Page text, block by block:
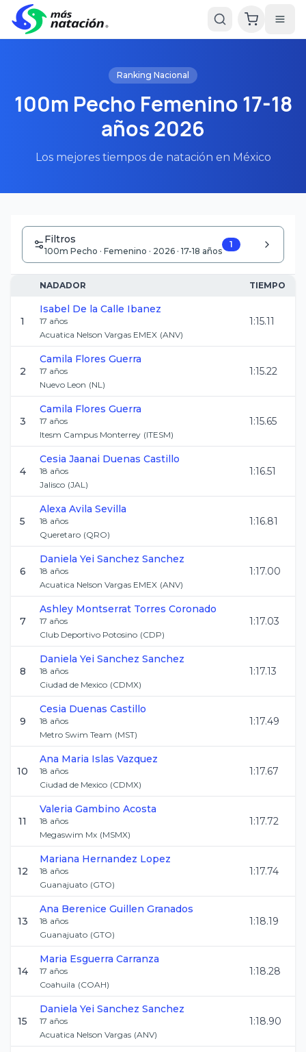
Ranking Nacional
100m Pecho Femenino 17-18
años 2026
Los mejores tiempos de natación en México
Filtros
100m Pecho · Femenino · 2026 · 17-18 años
1
NADADOR TIEMPO
1
Isabel De la Calle Ibanez
17 años
Acuatica Nelson Vargas EMEX (ANV)
1:15.11
2
Camila Flores Guerra
17 años
Nuevo Leon (NL)
1:15.22
3
Camila Flores Guerra
17 años
Itesm Campus Monterrey (ITESM)
1:15.65
4
Cesia Jaanai Duenas Castillo
18 años
Jalisco (JAL)
1:16.51
5
Alexa Avila Sevilla
18 años
Queretaro (QRO)
1:16.81
6
Daniela Yei Sanchez Sanchez
18 años
Acuatica Nelson Vargas EMEX (ANV)
1:17.00
7
Ashley Montserrat Torres Coronado
17 años
Club Deportivo Potosino (CDP)
1:17.03
8
Daniela Yei Sanchez Sanchez
18 años
Ciudad de Mexico (CDMX)
1:17.13
9
Cesia Duenas Castillo
18 años
Metro Swim Team (MST)
1:17.49
10
Ana Maria Islas Vazquez
18 años
Ciudad de Mexico (CDMX)
1:17.67
11
Valeria Gambino Acosta
18 años
Megaswim Mx (MSMX)
1:17.72
12
Mariana Hernandez Lopez
18 años
Guanajuato (GTO)
1:17.74
13
Ana Berenice Guillen Granados
18 años
Guanajuato (GTO)
1:18.19
14
Maria Esguerra Carranza
17 años
Coahuila (COAH)
1:18.28
15
Daniela Yei Sanchez Sanchez
17 años
Acuatica Nelson Vargas (ANV)
1:18.90